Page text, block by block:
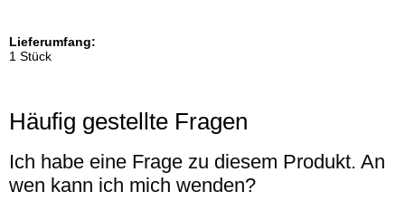
Lieferumfang:
1 Stück
Häufig gestellte Fragen
Ich habe eine Frage zu diesem Produkt. An
wen kann ich mich wenden?